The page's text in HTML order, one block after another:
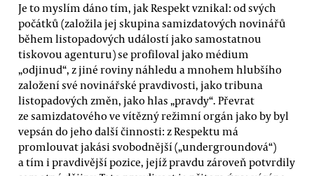
Je to myslím dáno tím, jak Respekt vznikal: od svých
počátků (založila jej skupina samizdatových novinářů
během listopadových událostí jako samostatnou
tiskovou agenturu) se profiloval jako médium
„odjinud“, z jiné roviny náhledu a mnohem hlubšího
založení své novinářské pravdivosti, jako tribuna
listopadových změn, jako hlas „pravdy“. Převrat
ze samizdatového ve vítězný režimní orgán jako by byl
vepsán do jeho další činnosti: z Respektu má
promlouvat jakási svobodnější („undergroundová“)
a tím i pravdivější pozice, jejíž pravdu zároveň potvrdily